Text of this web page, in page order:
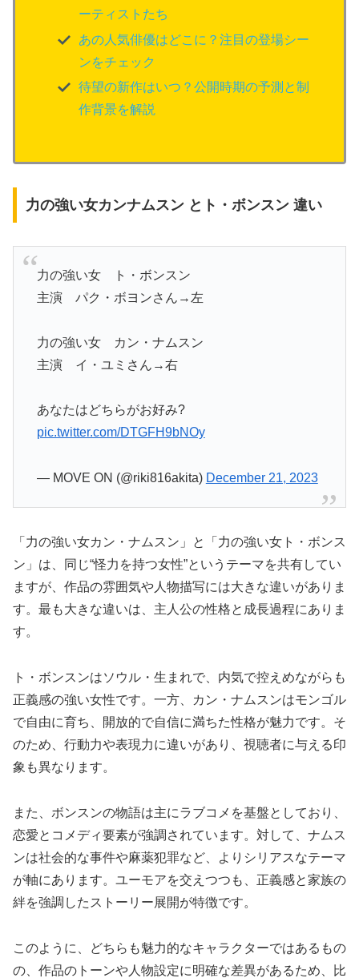
ーティストたち
あの人気俳優はどこに？注目の登場シー
ンをチェック
待望の新作はいつ？公開時期の予測と制
作背景を解説
力の強い女カンナムスン とト・ボンスン 違い
力の強い女 ト・ボンスン
主演 パク・ボヨンさん→左
力の強い女 カン・ナムスン
主演 イ・ユミさん→右
あなたはどちらがお好み?
pic.twitter.com/DTGFH9bNOy
— MOVE ON (@riki816akita) December 21, 2023
「力の強い女カン・ナムスン」と「力の強い女ト・ボンス
ン」は、同じ“怪力を持つ女性”というテーマを共有してい
ますが、作品の雰囲気や人物描写には大きな違いがありま
す。最も大きな違いは、主人公の性格と成長過程にありま
す。
ト・ボンスンはソウル・生まれで、内気で控えめながらも
正義感の強い女性です。一方、カン・ナムスンはモンゴル
で自由に育ち、開放的で自信に満ちた性格が魅力です。そ
のため、行動力や表現力に違いがあり、視聴者に与える印
象も異なります。
また、ボンスンの物語は主にラブコメを基盤としており、
恋愛とコメディ要素が強調されています。対して、ナムス
ンは社会的な事件や麻薬犯罪など、よりシリアスなテーマ
が軸にあります。ユーモアを交えつつも、正義感と家族の
絆を強調したストーリー展開が特徴です。
このように、どちらも魅力的なキャラクターではあるもの
の、作品のトーンや人物設定に明確な差異があるため、比